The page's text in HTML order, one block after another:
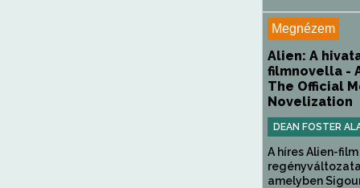
Megnézem
Alien: A
filmnovella -
The Official
Novelization
DEAN FOSTER
A híres Alien-
amelyben